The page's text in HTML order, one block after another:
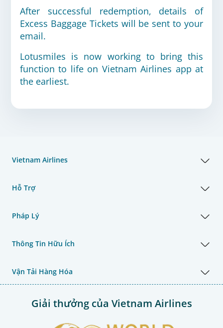
After successful redemption, details of
Excess Baggage Tickets will be sent to your
email.
Lotusmiles is now working to bring this
function to life on Vietnam Airlines app at
the earliest.
Vietnam Airlines
Hỗ Trợ
Pháp Lý
Thông Tin Hữu Ích
Vận Tải Hàng Hóa
Giải thưởng của Vietnam Airlines